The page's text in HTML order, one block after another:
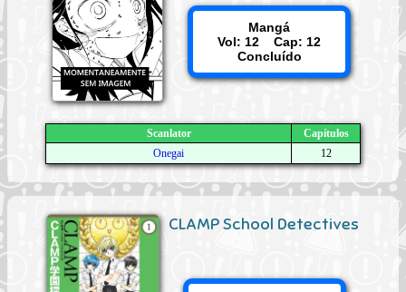
Mangá
Vol: 12 Cap: 12
Concluído
Scanlator
Capítulos
Onegai
12
CLAMP School Detectives